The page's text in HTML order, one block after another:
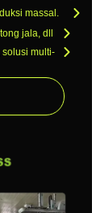
jala, dll
massal.
multi-